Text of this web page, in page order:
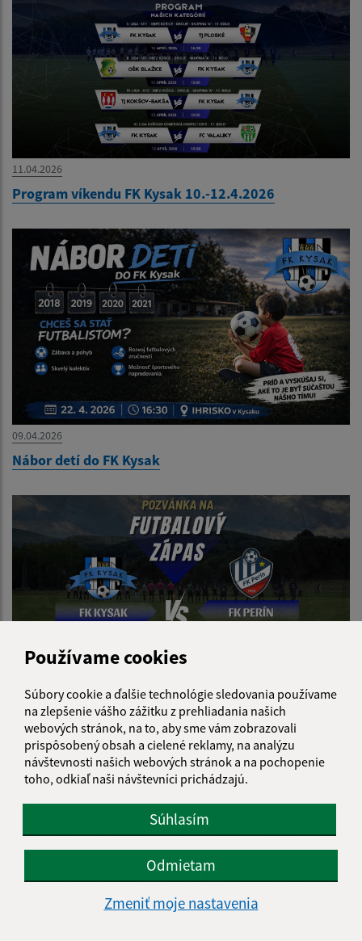
Používame cookies
Súbory cookie a ďalšie technológie sledovania používame
na zlepšenie vášho zážitku z prehliadania našich
webových stránok, na to, aby sme vám zobrazovali
prispôsobený obsah a cielené reklamy, na analýzu
návštevnosti našich webových stránok a na pochopenie
toho, odkiaľ naši návštevníci prichádzajú.
Súhlasím
Odmietam
Zmeniť moje nastavenia
11.04.2026
Program víkendu FK Kysak 10.-12.4.2026
09.04.2026
Nábor detí do FK Kysak
27.03.2026
Pozvánka na futbalový zápas 29.03.2026